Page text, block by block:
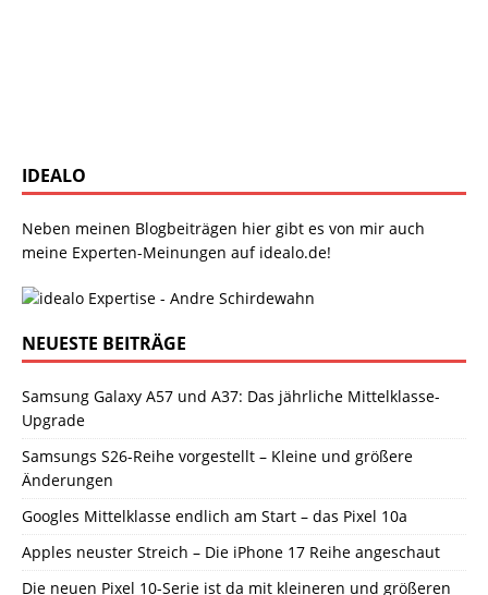
IDEALO
Neben meinen Blogbeiträgen hier gibt es von mir auch
meine Experten-Meinungen auf idealo.de!
NEUESTE BEITRÄGE
Samsung Galaxy A57 und A37: Das jährliche Mittelklasse-
Upgrade
Samsungs S26-Reihe vorgestellt – Kleine und größere
Änderungen
Googles Mittelklasse endlich am Start – das Pixel 10a
Apples neuster Streich – Die iPhone 17 Reihe angeschaut
Die neuen Pixel 10-Serie ist da mit kleineren und größeren